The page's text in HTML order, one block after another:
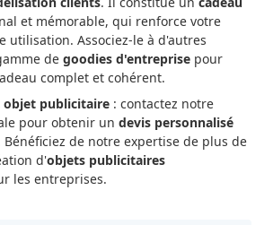
et mémorable, qui renforce votre
utilisation. Associez-le à d'autres
de goodies d'entreprise pour
complet et cohérent.
objet publicitaire : contactez notre
pour obtenir un devis personnalisé
Bénéficiez de notre expertise de plus de
d'objets publicitaires
les entreprises.